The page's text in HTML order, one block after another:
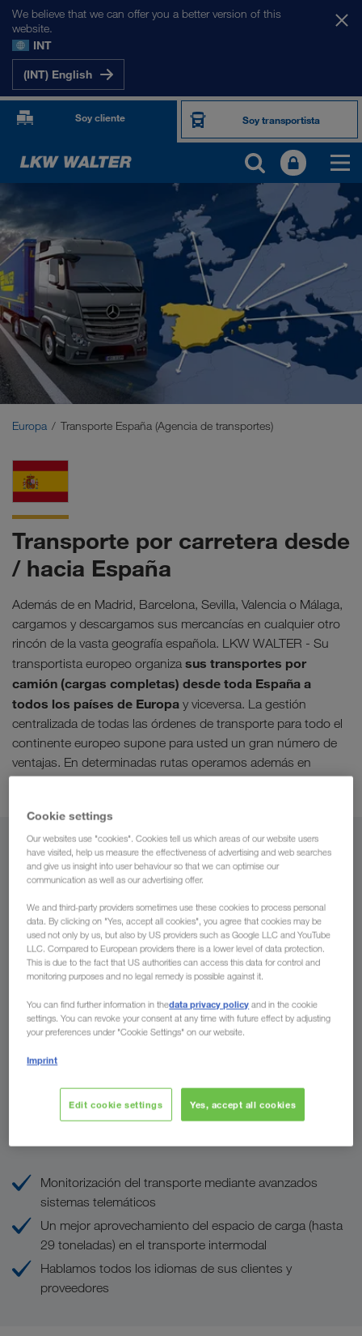
We believe that we can offer you a better version of this
website.
INT
(INT) English
Soy cliente Soy transportista
NUESTROS MERCADOS
Europa
Asia Central
Rusia
Oriente Medio
Europa Transporte España (Agencia de transportes)
Transporte por carretera desde
/ hacia España
Además de en Madrid, Barcelona, ​​Sevilla, Valencia o Málaga,
cargamos y descargamos sus mercancías en cualquier otro
rincón de la vasta geografía española. LKW WALTER - Su
transportista europeo organiza sus transportes por
camión (cargas completas) desde toda España a
todos los países de Europa y viceversa. La gestión
centralizada de todas las órdenes de transporte para todo el
continente europeo supone para usted un gran número de
ventajas. En determinadas rutas operamos además en
transporte intermodal
Desde
España
País
Monitorización del transporte mediante avanzados
sistemas telemáticos
Un mejor aprovechamiento del espacio de carga (hasta
29 toneladas) en el transporte intermodal
Hablamos todos los idiomas de sus clientes y
proveedores
Cookie settings
Our websites use "cookies". Cookies tell us which areas of our website users
have visited, help us measure the effectiveness of advertising and web searches
and give us insight into user behaviour so that we can optimise our
communication as well as our advertising offer.
We and third-party providers sometimes use these cookies to process personal
data. By clicking on "Yes, accept all cookies", you agree that cookies may be
used not only by us, but also by US providers such as Google LLC and YouTube
LLC. Compared to European providers there is a lower level of data protection.
This is due to the fact that US authorities can access this data for control and
monitoring purposes and no legal remedy is possible against it.
You can find further information in thedata privacy policy and in the cookie
settings. You can revoke your consent at any time with future effect by adjusting
your preferences under "Cookie Settings" on our website.
Imprint
Edit cookie settings Yes, accept all cookies